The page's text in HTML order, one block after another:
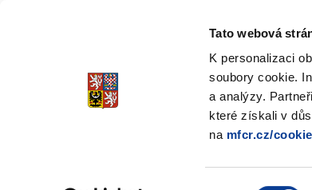
Tato webová
K personalizaci
soubory cookie.
a analýzy.
které získali v
na mfcr.cz/
Fondy
ZVOLTE SI OBLAST: